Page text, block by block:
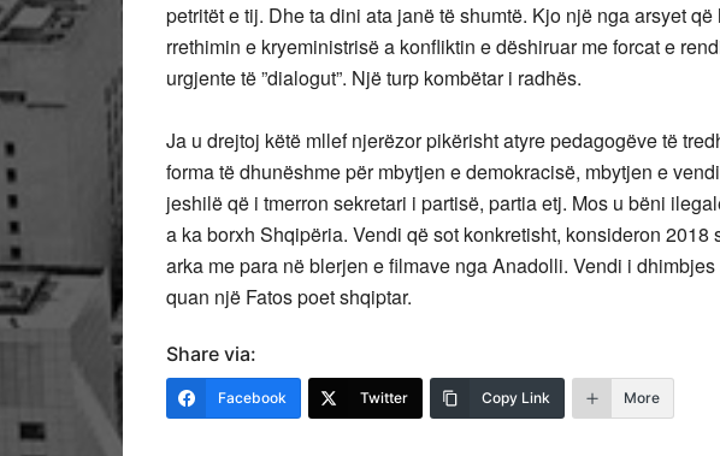
petritët e tij. Dhe ta dini ata janë të shumtë. Kjo një nga arsyet
rrethimin e kryeministrisë a konfliktin e dëshiruar me forcat e
urgjente të ”dialogut”. Një turp kombëtar i radhës.
Ja u drejtoj këtë mllef njerëzor pikërisht atyre pedagogëve të
forma të dhunëshme për mbytjen e demokracisë, mbytjen e
jeshilë që i tmerron sekretari i partisë, partia etj. Mos u bëni
a ka borxh Shqipëria. Vendi që sot konkretisht, konsideron 2018
arka me para në blerjen e filmave nga Anadolli. Vendi i
quan një Fatos poet shqiptar.
Share via:
Facebook Twitter Copy Link More